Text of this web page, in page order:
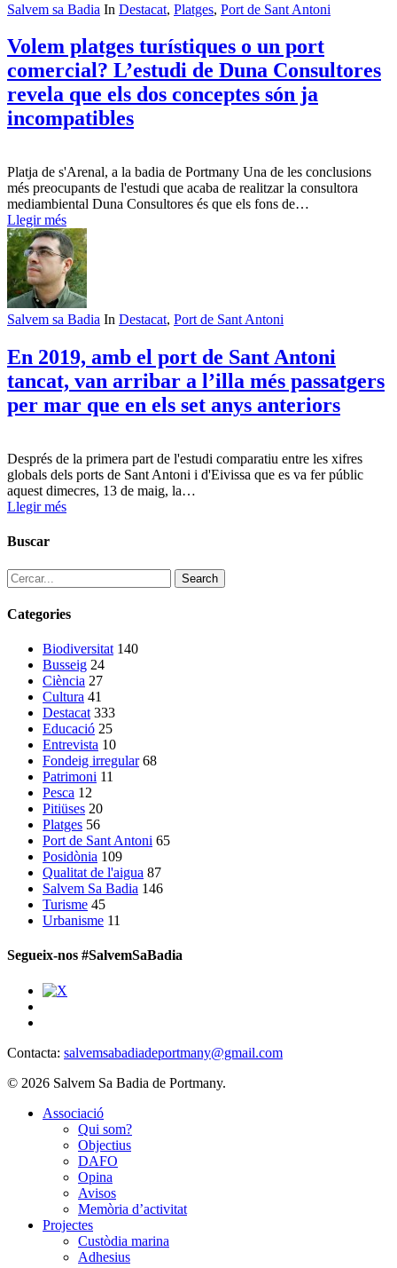
Salvem sa Badia In Destacat, Platges, Port de Sant Antoni
Volem platges turístiques o un port
comercial? L’estudi de Duna Consultores
revela que els dos conceptes són ja
incompatibles
Platja de s'Arenal, a la badia de Portmany Una de les conclusions
més preocupants de l'estudi que acaba de realitzar la consultora
mediambiental Duna Consultores és que els fons de…
Llegir més
Salvem sa Badia In Destacat, Port de Sant Antoni
En 2019, amb el port de Sant Antoni
tancat, van arribar a l’illa més passatgers
per mar que en els set anys anteriors
Després de la primera part de l'estudi comparatiu entre les xifres
globals dels ports de Sant Antoni i d'Eivissa que es va fer públic
aquest dimecres, 13 de maig, la…
Llegir més
Buscar
Search
Categories
Biodiversitat 140
Busseig 24
Ciència 27
Cultura 41
Destacat 333
Educació 25
Entrevista 10
Fondeig irregular 68
Patrimoni 11
Pesca 12
Pitiüses 20
Platges 56
Port de Sant Antoni 65
Posidònia 109
Qualitat de l'aigua 87
Salvem Sa Badia 146
Turisme 45
Urbanisme 11
Segueix-nos #SalvemSaBadia
Contacta: salvemsabadiadeportmany@gmail.com
© 2026 Salvem Sa Badia de Portmany.
Close
Associació
Qui som?
Objectius
DAFO
Opina
Avisos
Memòria d’activitat
Projectes
Custòdia marina
Adhesius